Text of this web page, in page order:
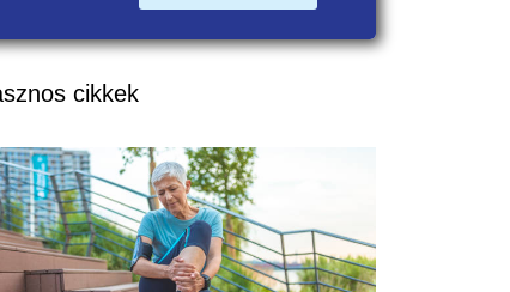
cikkek